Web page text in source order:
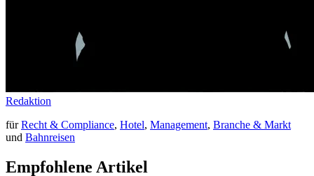
Redaktion
fürRecht & Compliance, Hotel, Management, Branche & Markt
und Bahnreisen
Empfohlene Artikel